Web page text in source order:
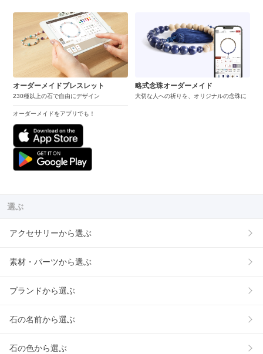
オーダーメイドブレスレット
230種以上の石で自由にデザイン
オーダーメイドをアプリでも！
略式念珠オーダーメイド
大切な人への祈りを、オリジナルの念珠に
選ぶ
アクセサリーから選ぶ
素材・パーツから選ぶ
ブランドから選ぶ
石の名前から選ぶ
石の色から選ぶ